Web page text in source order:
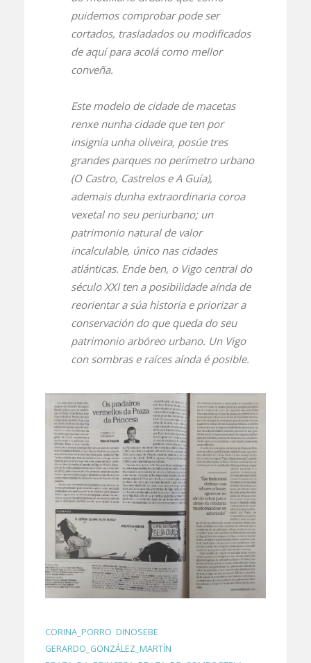
puidemos comprobar pode ser
cortados, trasladados ou modificados
de aquí para acolá como mellor
conveña.
Este modelo de cidade de macetas
renxe nunha cidade que ten por
insignia unha oliveira, posúe tres
grandes parques no perímetro urbano
(O Castro, Castrelos e A Guía),
ademais dunha extraordinaria coroa
vexetal no seu periurbano; un
patrimonio natural de valor
incalculable, único nas cidades
atlánticas. Ende ben, o Vigo central do
século XXI ten a posibilidade aínda de
reorientar a súa historia e priorizar a
conservación do que queda do seu
patrimonio arbóreo urbano. Un Vigo
con sombras e raíces aínda é posible.
CORINA_PORRO DINOSEBE
GERARDO_GONZÁLEZ_MARTÍN